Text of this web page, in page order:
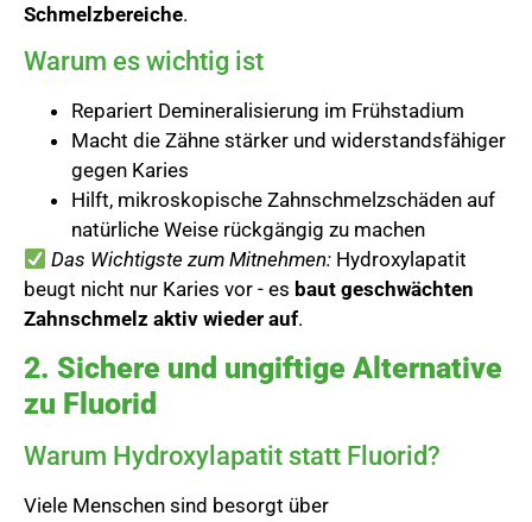
Schmelzbereiche.
Warum es wichtig ist
Repariert Demineralisierung im Frühstadium
Macht die Zähne stärker und widerstandsfähiger
gegen Karies
Hilft, mikroskopische Zahnschmelzschäden auf
natürliche Weise rückgängig zu machen
Das Wichtigste zum Mitnehmen: Hydroxylapatit
beugt nicht nur Karies vor - es baut geschwächten
Zahnschmelz aktiv wieder auf.
2. Sichere und ungiftige Alternative
zu Fluorid
Warum Hydroxylapatit statt Fluorid?
Viele Menschen sind besorgt über